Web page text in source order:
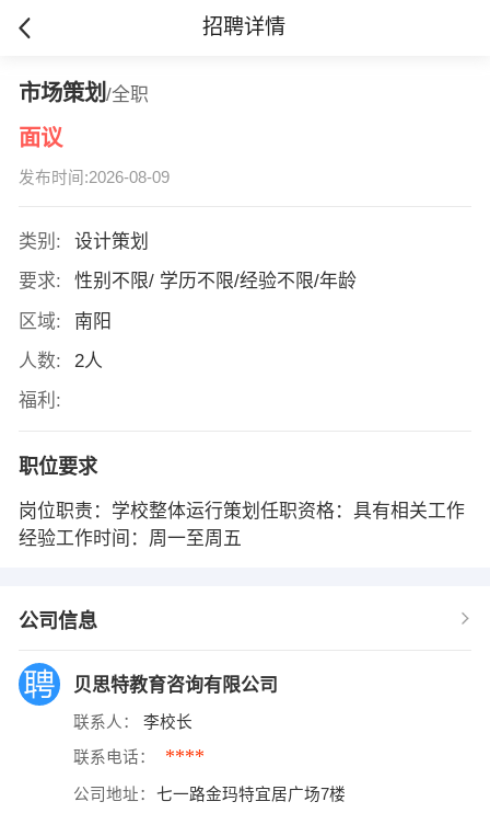
招聘详情
市场策划 /全职
面议
发布时间:2026-08-09
类别:
设计策划
要求:
性别不限/ 学历不限/经验不限/年龄
区域:
南阳
人数:
2人
福利:
职位要求
岗位职责：学校整体运行策划任职资格：具有相关工作
经验工作时间：周一至周五
公司信息
贝思特教育咨询有限公司
联系人： 李校长
联系电话： ****
公司地址： 七一路金玛特宜居广场7楼